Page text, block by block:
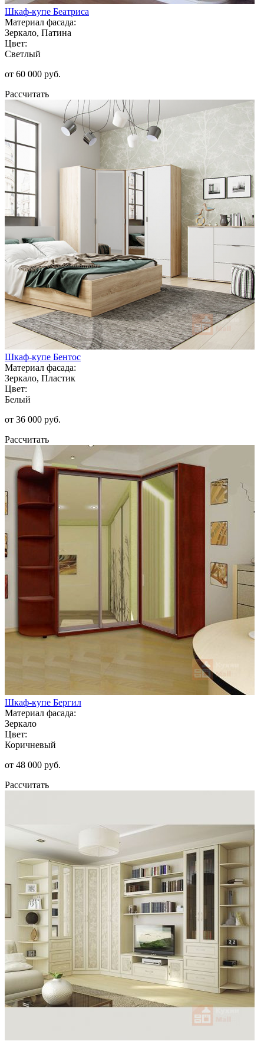
Шкаф-купе Беатриса
Материал фасада:
Зеркало, Патина
Цвет:
Светлый
от 60 000 руб.
Рассчитать
Шкаф-купе Бентос
Материал фасада:
Зеркало, Пластик
Цвет:
Белый
от 36 000 руб.
Рассчитать
Шкаф-купе Бергил
Материал фасада:
Зеркало
Цвет:
Коричневый
от 48 000 руб.
Рассчитать